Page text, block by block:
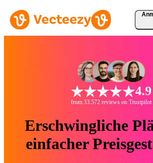
4.9
from 33.572 reviews on Trustpilot
Erschwingliche
einfacher